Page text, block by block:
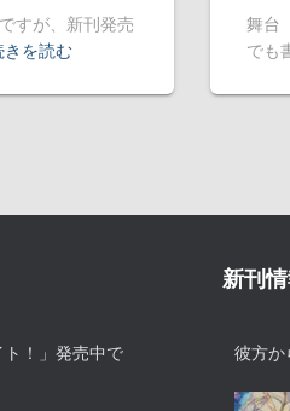
すが、新刊発売
きを読む
舞台
でも
！」発売中で
新刊
彼方か